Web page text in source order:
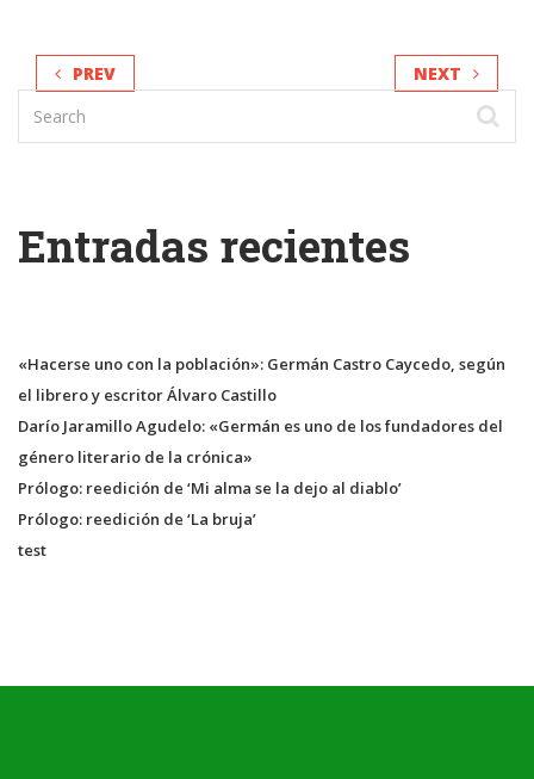
PREV NEXT
Entradas recientes
«Hacerse uno con la población»: Germán Castro Caycedo, según
el librero y escritor Álvaro Castillo
Darío Jaramillo Agudelo: «Germán es uno de los fundadores del
género literario de la crónica»
Prólogo: reedición de ‘Mi alma se la dejo al diablo’
Prólogo: reedición de ‘La bruja’
test